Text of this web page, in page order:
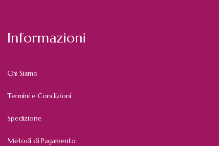
Informazioni
Chi Siamo
Termini e Condizioni
Spedizione
Metodi di Pagamento